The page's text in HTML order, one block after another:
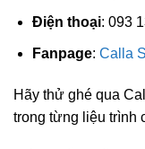
Điện thoại: 093
Fanpage: Calla
Hãy thử ghé qua
trong từng liệu trình